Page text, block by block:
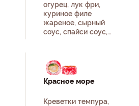
огурец, лук фри,
куриное филе
жареное, сырный
соус, спайси соус,
Красное море
Креветки темпура,